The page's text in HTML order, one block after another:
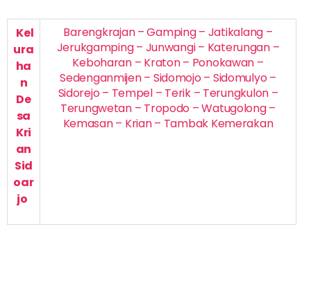
Kel
ura
ha
n
De
sa
Kri
an
Sid
oar
jo
Barengkrajan – Gamping – Jatikalang –
Jerukgamping – Junwangi – Katerungan –
Keboharan – Kraton – Ponokawan –
Sedenganmijen – Sidomojo – Sidomulyo –
Sidorejo – Tempel – Terik – Terungkulon –
Terungwetan – Tropodo – Watugolong –
Kemasan – Krian – Tambak Kemerakan